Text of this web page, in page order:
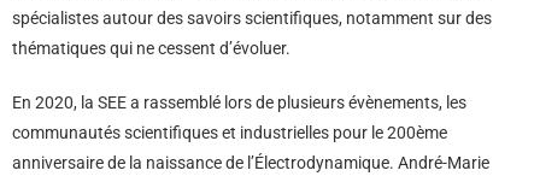
spécialistes autour des savoirs scientifiques, notamment sur des
thématiques qui ne cessent d’évoluer.
En 2020, la SEE a rassemblé lors de plusieurs évènements, les
communautés scientifiques et industrielles pour le 200ème
anniversaire de la naissance de l’Électrodynamique. André-Marie